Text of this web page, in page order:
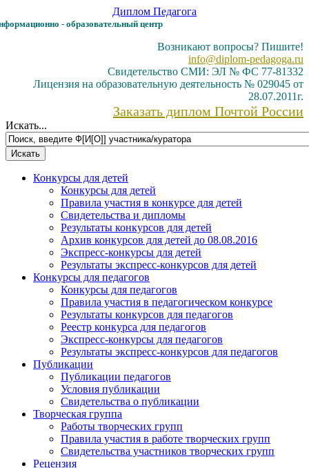
Диплом Педагога
- образовательный центр
Возникают вопросы? Пишите!
info@diplom-pedagoga.ru
Свидетельство СМИ: ЭЛ № ФС 77-81332
Лицензия на образовательную деятельность № 029045 от
28.07.2011г.
Заказать диплом Почтой России
Искать...
Конкурсы для детей
Конкурсы для детей
Правила участия в конкурсе для детей
Свидетельства и дипломы
Результаты конкурсов для детей
Архив конкурсов для детей до 08.08.2016
Экспресс-конкурсы для детей
Результаты экспресс-конкурсов для детей
Конкурсы для педагогов
Конкурсы для педагогов
Правила участия в педагогическом конкурсе
Результаты конкурсов для педагогов
Реестр конкурса для педагогов
Экспресс-конкурсы для педагогов
Результаты экспресс-конкурсов для педагогов
Публикации
Публикации педагогов
Условия публикации
Свидетельства о публикации
Творческая группа
Работы творческих групп
Правила участия в работе творческих групп
Свидетельства участников творческих групп
Рецензия